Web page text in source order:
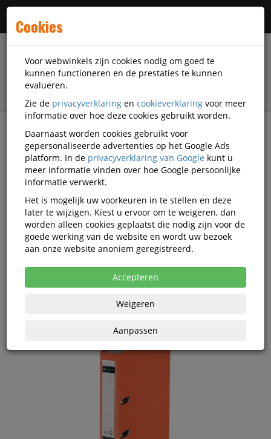
filter
Kantoorartikelen Ordners
Kunststof ordners
Leitz
Q502186
Ordner Leitz 1015 A4 50mm PP
oranje
Korting vanaf aankoop 3 eenheden, zieprijsoverzicht
Cookies
Voor webwinkels zijn cookies nodig om goed te
kunnen functioneren en de prestaties te kunnen
evalueren.
Zie de privacyverklaring en cookieverklaring voor meer
informatie over hoe deze cookies gebruikt worden.
Daarnaast worden cookies gebruikt voor
gepersonaliseerde advertenties op het Google Ads
platform. In de privacyverklaring van Google kunt u
meer informatie vinden over hoe Google persoonlijke
informatie verwerkt.
Het is mogelijk uw voorkeuren in te stellen en deze
later te wijzigen. Kiest u ervoor om te weigeren, dan
worden alleen cookies geplaatst die nodig zijn voor de
goede werking van de website en wordt uw bezoek
aan onze website anoniem geregistreerd.
Accepteren
Weigeren
Aanpassen